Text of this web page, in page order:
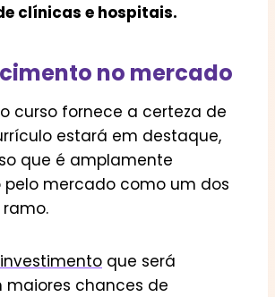
clínicas e hospitais.
no mercado
curso fornece a certeza de
estará em destaque,
que é amplamente
pelo mercado como um dos
investimento que será
maiores chances de